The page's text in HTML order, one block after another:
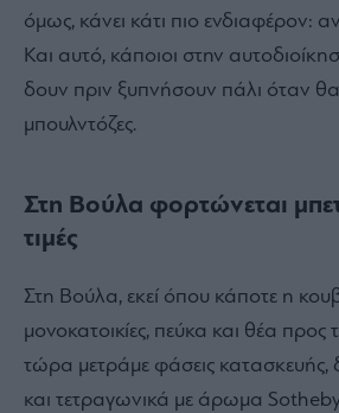
όμως, κάνει κάτι πιο ενδιαφέρον:
Και αυτό, κάποιοι στην
δουν πριν ξυπνήσουν πάλι όταν θα
μπουλντόζες.
Στη Βούλα φορτώνεται
τιμές
Στη Βούλα, εκεί όπου κάποτε η
μονοκατοικίες, πεύκα και θέα
τώρα μετράμε φάσεις κατασκευής,
και τετραγωνικά με άρωμα